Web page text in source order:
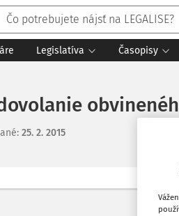
Legislatíva Časopisy
: 25. 2. 2015